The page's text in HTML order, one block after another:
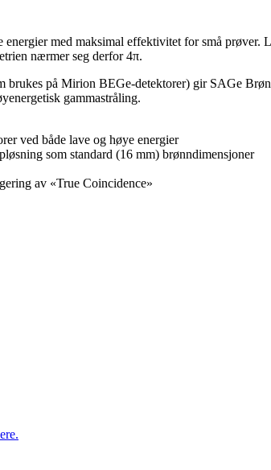
med maksimal effektivitet for små
nærmer seg derfor 4π.
på Mirion BEGe-detektorer) gir SAGe
gammastråling.
ved både lave og høye energier
som standard (16 mm) brønndimensjoner
av «True Coincidence»